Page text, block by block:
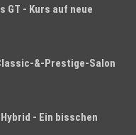
GT - Kurs auf neue
&-Prestige-Salon
- Ein bisschen